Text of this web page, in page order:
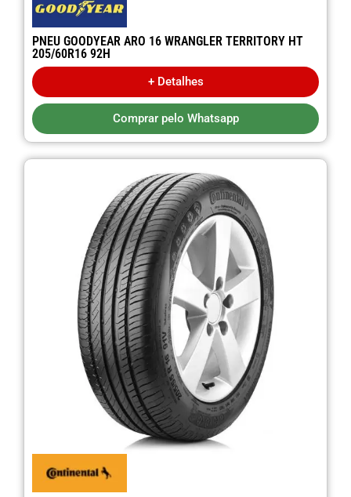
PNEU GOODYEAR ARO 16 WRANGLER TERRITORY HT
205/60R16 92H
+ Detalhes
Comprar pelo Whatsapp